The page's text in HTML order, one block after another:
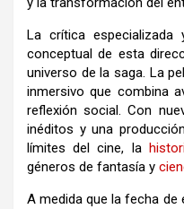
La crítica
conceptual de esta
universo de la saga. La
inmersivo que combina
reflexión social. Con
inéditos y una
límites del cine, la
géneros de fantasía y
A medida que la fecha